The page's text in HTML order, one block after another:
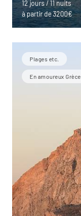
12 jours / 11 nuits
à partir de 3200€
Plages etc.
En amoureux Grèce